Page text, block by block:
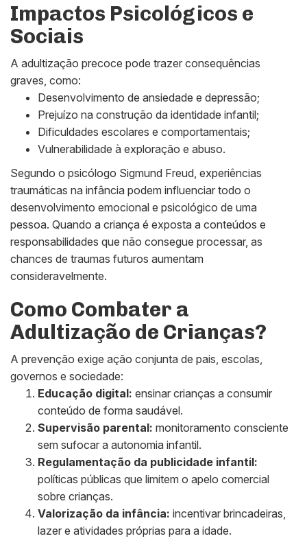
Impactos Psicológicos e
Sociais
A adultização precoce pode trazer consequências
graves, como:
Desenvolvimento de ansiedade e depressão;
Prejuízo na construção da identidade infantil;
Dificuldades escolares e comportamentais;
Vulnerabilidade à exploração e abuso.
Segundo o psicólogo Sigmund Freud, experiências
traumáticas na infância podem influenciar todo o
desenvolvimento emocional e psicológico de uma
pessoa. Quando a criança é exposta a conteúdos e
responsabilidades que não consegue processar, as
chances de traumas futuros aumentam
consideravelmente.
Como Combater a
Adultização de Crianças?
A prevenção exige ação conjunta de pais, escolas,
governos e sociedade:
Educação digital: ensinar crianças a consumir
conteúdo de forma saudável.
Supervisão parental: monitoramento consciente
sem sufocar a autonomia infantil.
Regulamentação da publicidade infantil:
políticas públicas que limitem o apelo comercial
sobre crianças.
Valorização da infância: incentivar brincadeiras,
lazer e atividades próprias para a idade.